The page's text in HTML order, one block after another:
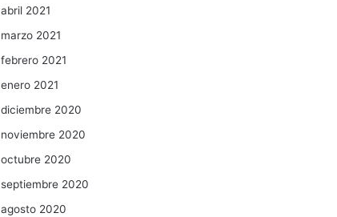
abril 2021
marzo 2021
febrero 2021
enero 2021
diciembre 2020
noviembre 2020
octubre 2020
septiembre 2020
agosto 2020